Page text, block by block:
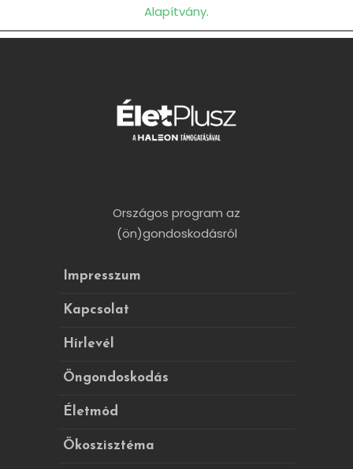
Alapítvány.
Országos program az
(ön)gondoskodásról
Impresszum
Kapcsolat
Hírlevél
Öngondoskodás
Életmód
Ökoszisztéma